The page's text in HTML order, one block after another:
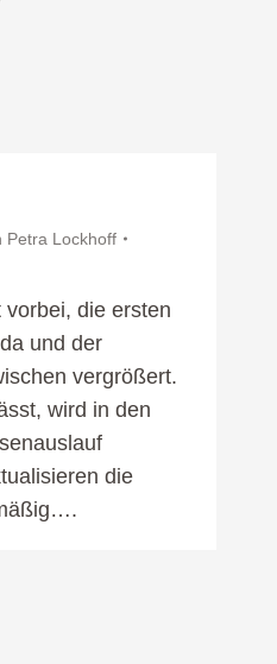
Petra Lockhoff
die ersten
und der
vergrößert.
wird in den
die